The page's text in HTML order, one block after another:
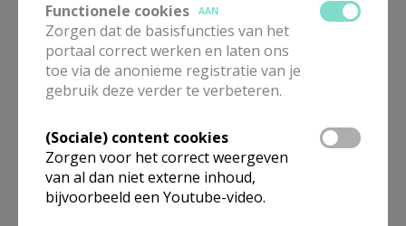
In deze kerk vinden geen weekendvieringen plaats. Via de
onderstaande lijst kan je het aanbod van kerken in de buurt
raadplegen.
Functionele cookies
AAN
Zorgen dat de basisfuncties van het
portaal correct werken en laten ons
toe via de anonieme registratie van je
gebruik deze verder te verbeteren.
(Sociale) content cookies
Zorgen voor het correct weergeven
van al dan niet externe inhoud,
bijvoorbeeld een Youtube-video.